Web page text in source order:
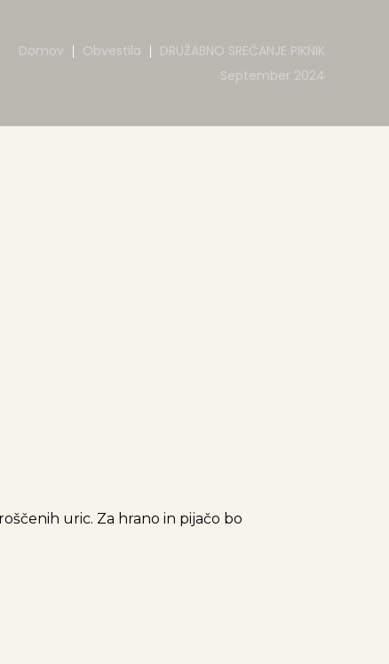
Domov Obvestila
DRUŽABNO SREČANJE PIKNIK
September 2024
uric. Za hrano in pijačo bo